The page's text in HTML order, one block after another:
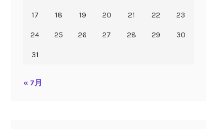
17 18 19 20 21 22 23
24 25 26 27 28 29 30
31
« 7月